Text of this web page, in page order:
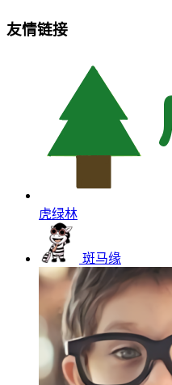
友情链接
虎绿林
斑马缘